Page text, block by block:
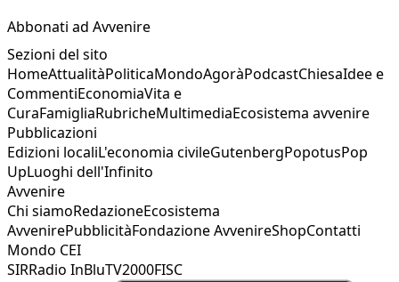
Abbonati ad Avvenire
Sezioni del sito
HomeAttualitàPoliticaMondoAgoràPodcastChiesaIdee e
CommentiEconomiaVita e
CuraFamigliaRubricheMultimediaEcosistema avvenire
Pubblicazioni
Edizioni localiL'economia civileGutenbergPopotusPop
UpLuoghi dell'Infinito
Avvenire
Chi siamoRedazioneEcosistema
AvvenirePubblicitàFondazione AvvenireShopContatti
Mondo CEI
SIRRadio InBluTV2000FISC